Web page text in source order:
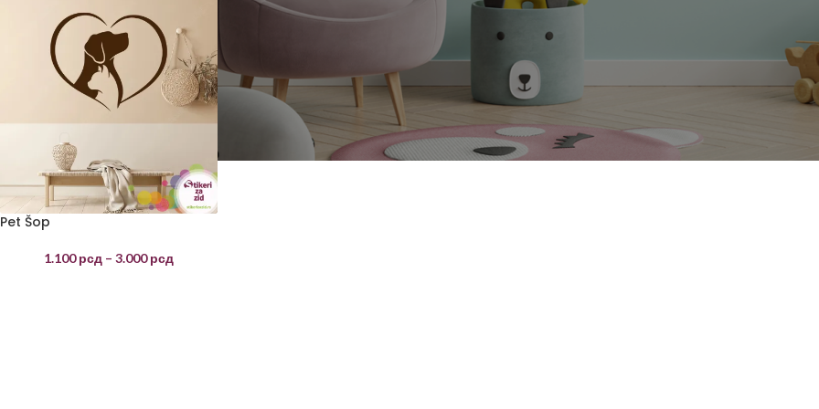
Pet Šop
1.100рсд – 3.000рсд